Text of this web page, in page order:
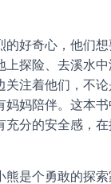
好奇心，他们想
上探险、去溪水中
关注着他们，不
妈妈陪伴。这本
充分的安全感，
是个勇敢的探索